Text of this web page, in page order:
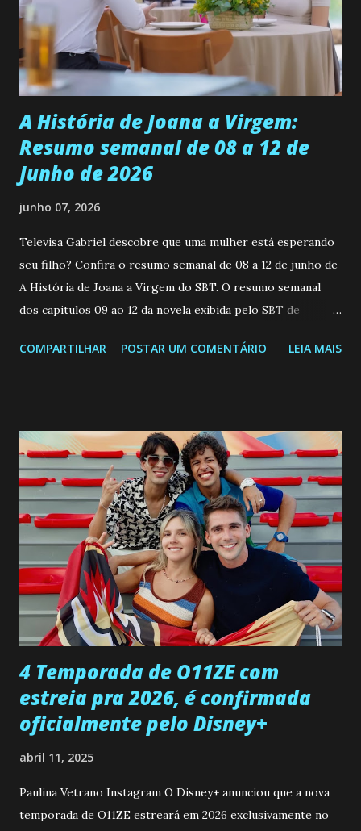
muito madura para a idade, determinada, criativa e
empática. Detesta injustiças e é uma ótima amiga. Pode ser
teimosa e muito persistente quando decide fazer algo.
Durante um exame ginecológico, ela é inseminada por eng...
A História de Joana a Virgem:
Resumo semanal de 08 a 12 de
Junho de 2026
junho 07, 2026
Televisa Gabriel descobre que uma mulher está esperando
seu filho? Confira o resumo semanal de 08 a 12 de junho de
A História de Joana a Virgem do SBT. O resumo semanal
dos capitulos 09 ao 12 da novela exibida pelo SBT de
a Programação Semanal do SBT de 08/06/26 a 14/06/26
confessa a Gabriel que ele demonstrou ser o tipo de
pessoa que ela tanto desejou durante toda a vida. Camila
entra no quarto de Gabriel e imagina como seria o
encontro deles, quando conseguir seduzi-lo. Manuel avisa a
Paula sobre a suposta infidelidade de Gabriel com Joana.
Rogerio consegue se livrar de todas as suspeitas pelo
desaparecimento de Francisco, apontando que ele poderia
ter sido vítima da fúria de Gabriel. Artur informa a Gabriel
que a clínica inseminou por engano outra paciente, que está
...
COMPARTILHAR POSTAR UM COMENTÁRIO LEIA MAIS
4 Temporada de O11ZE com
estreia pra 2026, é confirmada
oficialmente pelo Disney+
abril 11, 2025
Paulina Vetrano Instagram O Disney+ anunciou que a nova
temporada de O11ZE estreará em 2026 exclusivamente no